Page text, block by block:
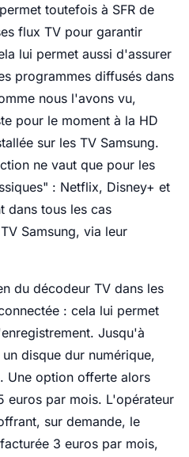
toutefois à SFR de
flux TV pour garantir
lui permet aussi d'assurer
programmes diffusés dans
nous l'avons vu,
pour le moment à la HD
sur les TV Samsung.
ne vaut que pour les
: Netflix, Disney+ et
dans tous les cas
Samsung, via leur
du décodeur TV dans les
: cela lui permet
Jusqu'à
disque dur numérique,
Une option offerte alors
euros par mois. L'opérateur
sur demande, le
3 euros par mois,